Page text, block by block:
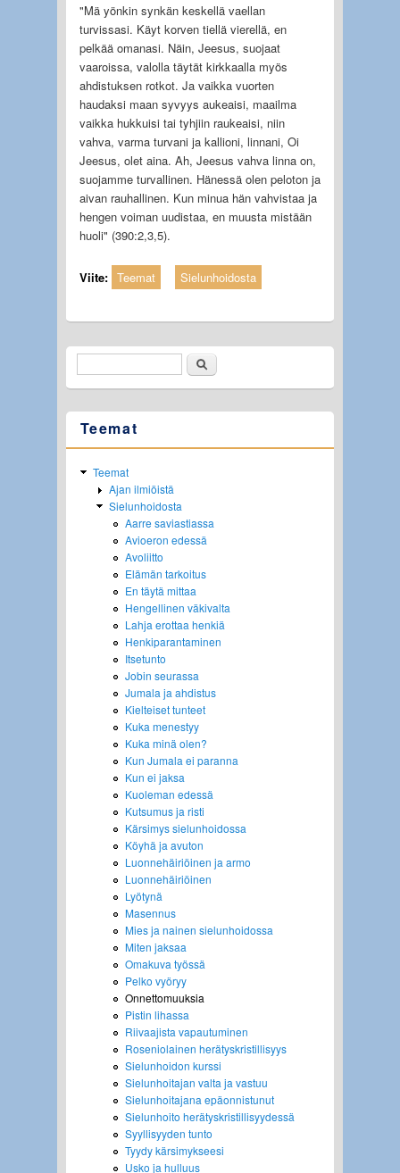
"Mä yönkin synkän keskellä vaellan
turvissasi. Käyt korven tiellä vierellä, en
pelkää omanasi. Näin, Jeesus, suojaat
vaaroissa, valolla täytät kirkkaalla myös
ahdistuksen rotkot. Ja vaikka vuorten
haudaksi maan syvyys aukeaisi, maailma
vaikka hukkuisi tai tyhjiin raukeaisi, niin
vahva, varma turvani ja kallioni, linnani, Oi
Jeesus, olet aina. Ah, Jeesus vahva linna on,
suojamme turvallinen. Hänessä olen peloton ja
aivan rauhallinen. Kun minua hän vahvistaa ja
hengen voiman uudistaa, en muusta mistään
huoli" (390:2,3,5).
Viite: Teemat Sielunhoidosta
HakulomakeEtsi
Teemat
Teemat
Ajan ilmiöistä
Sielunhoidosta
Aarre saviastiassa
Avioeron edessä
Avoliitto
Elämän tarkoitus
En täytä mittaa
Hengellinen väkivalta
Lahja erottaa henkiä
Henkiparantaminen
Itsetunto
Jobin seurassa
Jumala ja ahdistus
Kielteiset tunteet
Kuka menestyy
Kuka minä olen?
Kun Jumala ei paranna
Kun ei jaksa
Kuoleman edessä
Kutsumus ja risti
Kärsimys sielunhoidossa
Köyhä ja avuton
Luonnehäiriöinen ja armo
Luonnehäiriöinen
Lyötynä
Masennus
Mies ja nainen sielunhoidossa
Miten jaksaa
Omakuva työssä
Pelko vyöryy
Onnettomuuksia
Pistin lihassa
Riivaajista vapautuminen
Roseniolainen herätyskristillisyys
Sielunhoidon kurssi
Sielunhoitajan valta ja vastuu
Sielunhoitajana epäonnistunut
Sielunhoito herätyskristillisyydessä
Syyllisyyden tunto
Tyydy kärsimykseesi
Usko ja hulluus